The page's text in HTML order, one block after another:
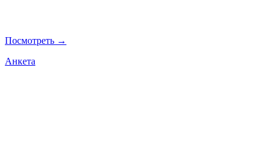
Посмотреть →
Анкета